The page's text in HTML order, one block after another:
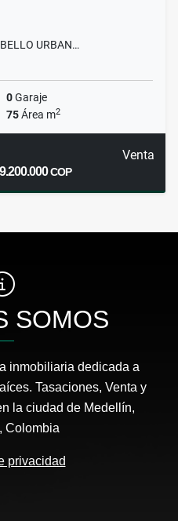
URBAN…
0Garaje
75Área m2
Venta
COP
SOMOS
inmobiliaria dedicada a
Tasaciones, Venta y
la ciudad de Medellín,
Colombia
privacidad